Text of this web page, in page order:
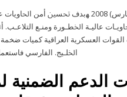
ﻋﺎﻟﻴـﺔ ﺍﳋﻄـﻮﺭﺓ ﻭﻣﻨـﻊ ﺍﻟﺘﻼﻋـﺐ.
ﺍﻟﻌﺴﻜﺮﻳﺔ ﺍﻟﻌﺮﺍﻗﻴﺔ ﻛﻤﻴﺎﺕ
ﺍﳋﻠـﻴﺞ. ﺍﻟﻔﺎﺭﺳﻲ